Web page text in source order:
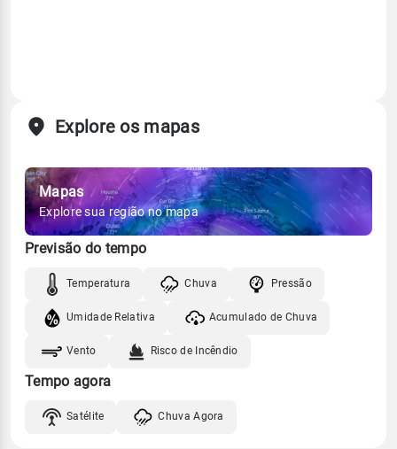
Explore os mapas
Mapas
Explore sua região no mapa
Previsão do tempo
Temperatura Chuva Pressão
Umidade Relativa Acumulado de Chuva
Vento Risco de Incêndio
Tempo agora
Satélite Chuva Agora